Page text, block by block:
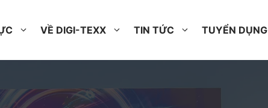
VỀ DIGI-TEXX TIN TỨC TUYỂN DỤNG